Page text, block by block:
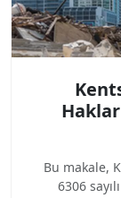
Bu makale,
6306